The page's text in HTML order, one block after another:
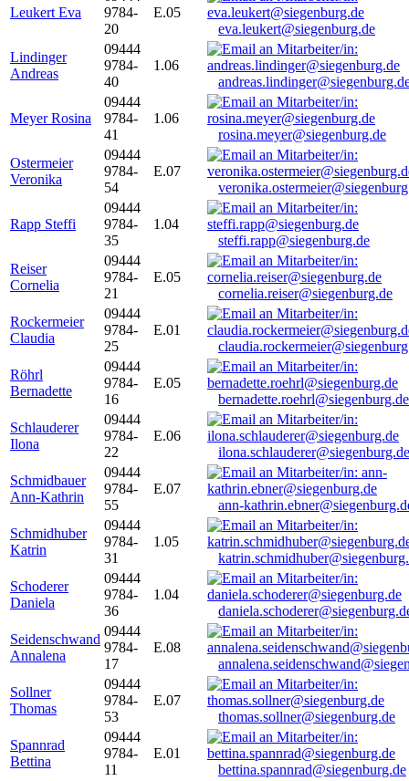
Leukert Eva
9784-
20
E.05
eva.leukert@siegenburg.de
Lindinger
Andreas
09444
9784-
40
1.06
Meyer Rosina
09444
9784-
41
1.06
rosina.meyer@siegenburg.de
Ostermeier
Veronika
09444
9784-
54
E.07
Rapp Steffi
09444
9784-
35
1.04
steffi.rapp@siegenburg.de
Reiser
Cornelia
09444
9784-
21
E.05
cornelia.reiser@siegenburg.de
Rockermeier
Claudia
09444
9784-
25
E.01
Röhrl
Bernadette
09444
9784-
16
E.05
bernadette.roehrl@siegenburg.de
Schlauderer
Ilona
09444
9784-
22
E.06
ilona.schlauderer@siegenburg.de
Schmidbauer
Ann-Kathrin
09444
9784-
55
E.07
ann-
Schmidhuber
Katrin
09444
9784-
31
1.05
Schoderer
Daniela
09444
9784-
36
1.04
Seidenschwand
Annalena
09444
9784-
17
E.08
Sollner
Thomas
09444
9784-
53
E.07
thomas.sollner@siegenburg.de
Spannrad
Bettina
09444
9784-
11
E.01
bettina.spannrad@siegenburg.de